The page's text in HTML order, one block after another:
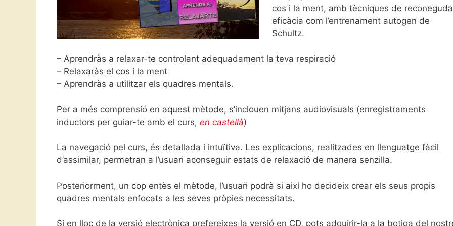
cos i la ment, amb tècniques de reconeguda
eficàcia com l’entrenament autogen de
Schultz.
– Aprendràs a relaxar-te controlant adequadament la teva respiració
– Relaxaràs el cos i la ment
– Aprendràs a utilitzar els quadres mentals.
Per a més comprensió en aquest mètode, s’inclouen mitjans audiovisuals (enregistraments
inductors per guiar-te amb el curs, en castellà)
La navegació pel curs, és detallada i intuïtiva. Les explicacions, realitzades en llenguatge fàcil
d’assimilar, permetran a l’usuari aconseguir estats de relaxació de manera senzilla.
Posteriorment, un cop entès el mètode, l’usuari podrà si així ho decideix crear els seus propis
quadres mentals enfocats a les seves pròpies necessitats.
Si en lloc de la versió electrònica prefereixes la versió en CD, pots adquirir-la a la botiga del